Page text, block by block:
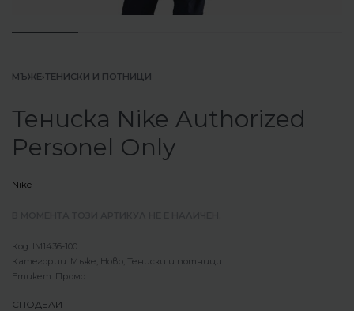
МЪЖЕ›ТЕНИСКИ И ПОТНИЦИ
Тениска Nike Authorized
Personel Only
Nike
IM1436-100
Категории: Мъже Ново Тениски и потници
Етикет: Промо
СПОДЕЛИ